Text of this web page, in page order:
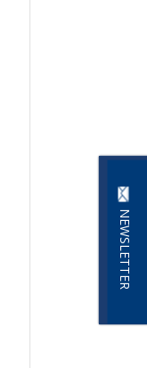
NEWSLETTER